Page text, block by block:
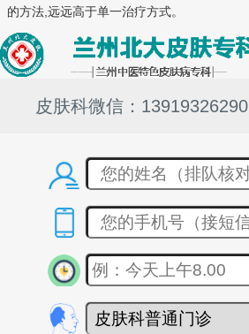
的方法,远远高于单一治疗方式。
皮肤科微信：13919326290